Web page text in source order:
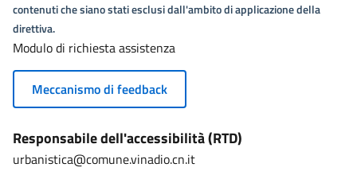
contenuti che siano stati esclusi dall'ambito di applicazione della
direttiva.
Modulo di richiesta assistenza
Meccanismo di feedback
Responsabile dell'accessibilità (RTD)
urbanistica@comune.vinadio.cn.it